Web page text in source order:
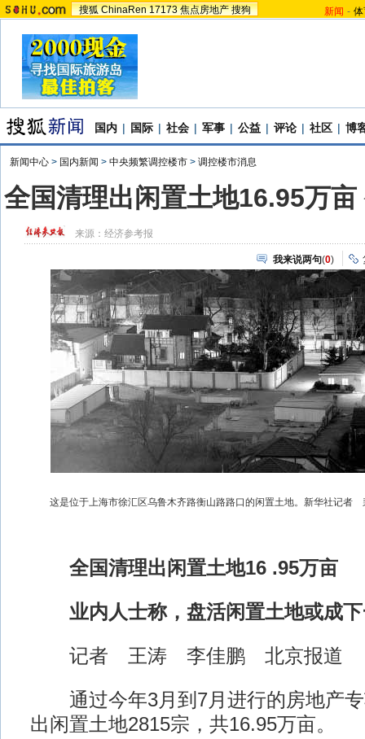
搜狐 ChinaRen 17173 焦点房地产 搜狗 新闻 -
国内 | 国际 | 社会 | 军事 | 公益 | 评论 | 社区 | 博
新闻中心 > 国内新闻 > 中央频繁调控楼市 > 调控楼市消息
全国清理出闲置土地16.95万
来源： 经济参考报
我来说两句(0)
这是位于上海市徐汇区乌鲁木齐路衡山路路口的闲置土地。新华社记
全国清理出闲置土地16 .95万亩
业内人士称，盘活闲置土地或成
记者 王涛 李佳鹏 北京报
通过今年3月到7月进行的房地产专
出闲置土地2815宗，共16.95万亩。